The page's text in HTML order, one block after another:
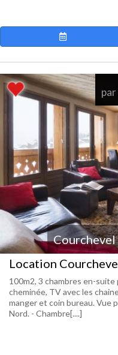
Courchevel
Location
100m2, 3 chambres en-
cheminée, TV avec les
manger et coin bureau. Vue
Nord. - Chambre[....]